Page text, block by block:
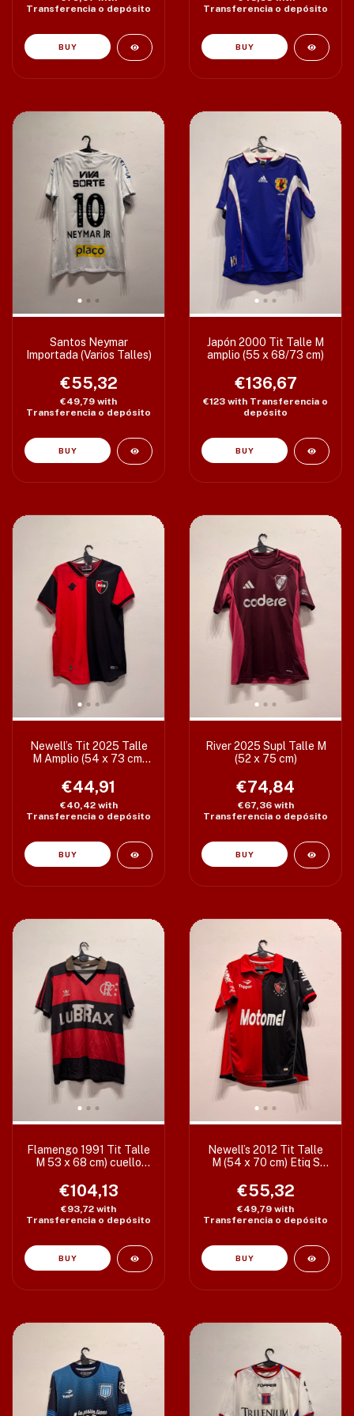
Transferencia o depósito
Transferencia o depósito
BUY
Santos Neymar
Importada (Varios Talles)
€55,32
€49,79 with
Transferencia o depósito
BUY
Japón 2000 Tit Talle M
amplio (55 x 68/73 cm)
€136,67
€123 with Transferencia o
depósito
Newell’s Tit 2025 Talle
M Amplio (54 x 73 cm)
€44,91
€40,42 with
Transferencia o depósito
River 2025 Supl Talle M
(52 x 75 cm)
€74,84
€67,36 with
Transferencia o depósito
Flamengo 1991 Tit Talle
M 53 x 68 cm) cuello
€104,13
€93,72 with
Transferencia o depósito
Newell’s 2012 Tit Talle
M (54 x 70 cm) Etiq S
€55,32
€49,79 with
Transferencia o depósito